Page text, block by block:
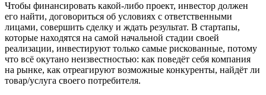
Чтобы финансировать какой-либо проект, инвестор должен
его найти, договориться об условиях с ответственными
лицами, совершить сделку и ждать результат. В стартапы,
которые находятся на самой начальной стадии своей
реализации, инвестируют только самые рискованные, потому
что всё окутано неизвестностью: как поведёт себя компания
на рынке, как отреагируют возможные конкуренты, найдёт ли
товар/услуга своего потребителя.